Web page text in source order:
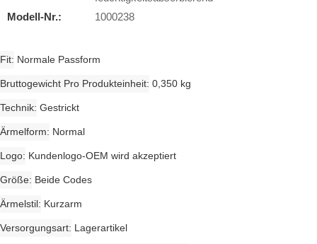
Modell-Nr.:
1000238
Fit Normale Passform
Bruttogewicht Pro Produkteinheit 0,350 kg
Technik Gestrickt
Ärmelform Normal
Logo Kundenlogo-OEM wird akzeptiert
Größe Beide Codes
Ärmelstil Kurzarm
Versorgungsart Lagerartikel